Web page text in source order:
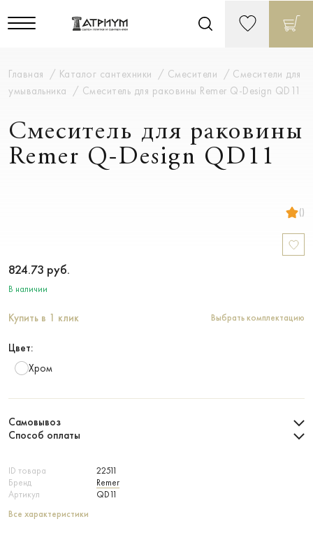
Главная Каталог сантехники Смесители
Смесители для
умывальника
Смеситель для раковины Remer Q-Design QD11
Смеситель для раковины
Remer Q-Design QD11
()
ID товара
22511
Бренд
Remer
Артикул
QD11
Все характеристики
824.73 руб.
В наличии
Купить в 1 клик Выбрать комплектацию
Цвет:
Хром
Самовывоз
Способ оплаты